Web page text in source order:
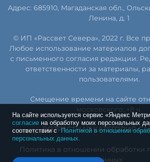
Адрес: 685910, Магаданская обл.,
Ленина, д. 1
© ИП «Рассвет Севера», 2022 г. Все
Любое использование материалов
с письменного согласия редакции.
ответственности за материалы,
пользователями.
Смещение времени на сайте
московского: +8 ч.
ВОЗРАСТНАЯ КАТЕГОРИЯ
Политика в отношении обработки
данных
На сайте используется сервис «Яндекс
согласие на обработку моих персональных
соответствии сПолитикой в отношении
персональных данных.